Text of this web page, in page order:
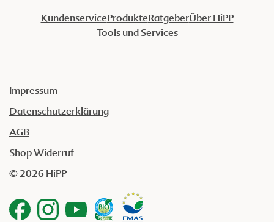
KundenserviceProdukteRatgeberÜber HiPP
Tools und Services
Impressum
Datenschutzerklärung
AGB
Shop Widerruf
© 2026 HiPP